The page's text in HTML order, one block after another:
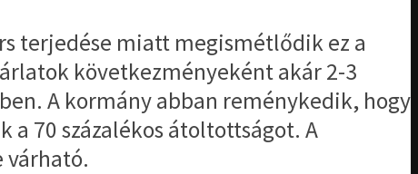
terjedése miatt megismétlődik ez a
következményeként akár 2-3
A kormány abban reménykedik, hogy
70 százalékos átoltottságot. A
várható.